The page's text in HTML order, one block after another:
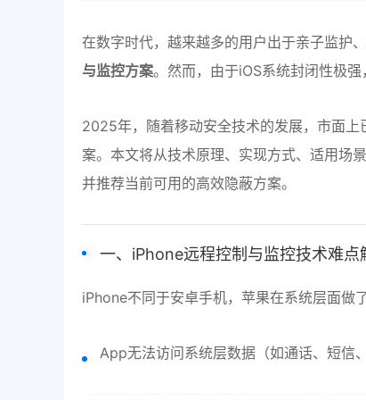
在数字时代，越来越多的用户出于亲子监护
与监控方案。然而，由于iOS系统封闭性极强
2025年，随着移动安全技术的发展，市面上
案。本文将从技术原理、实现方式、适用场
并推荐当前可用的高效隐蔽方案。
一、iPhone远程控制与监控技术难点
iPhone不同于安卓手机，苹果在系统层面做
App无法访问系统层数据（如通话、短信